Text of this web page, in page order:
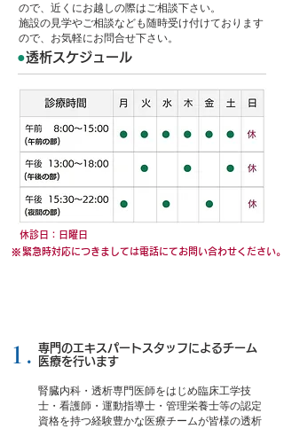
ので、近くにお越しの際はご相談下さい。
施設の見学やご相談なども随時受け付けております
ので、お気軽にお問合せ下さい。
●透析スケジュール
休診日：日曜日
※ 緊急時対応につきましては電話にてお問い合わせください。
1.
専門のエキスパートスタッフによるチーム
医療を行います
腎臓内科・透析専門医師をはじめ臨床工学技
士・看護師・運動指導士・管理栄養士等の認定
資格を持つ経験豊かな医療チームが皆様の透析